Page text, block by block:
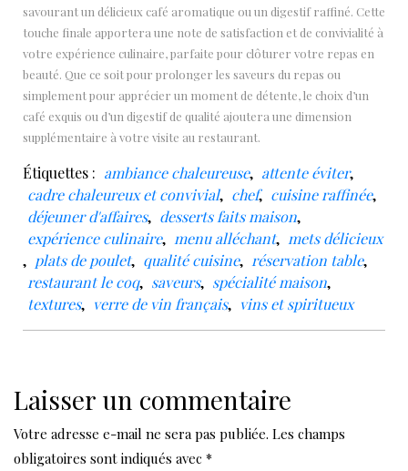
savourant un délicieux café aromatique ou un digestif raffiné. Cette
touche finale apportera une note de satisfaction et de convivialité à
votre expérience culinaire, parfaite pour clôturer votre repas en
beauté. Que ce soit pour prolonger les saveurs du repas ou
simplement pour apprécier un moment de détente, le choix d’un
café exquis ou d’un digestif de qualité ajoutera une dimension
supplémentaire à votre visite au restaurant.
Étiquettes : ambiance chaleureuse, attente éviter,
cadre chaleureux et convivial, chef, cuisine raffinée,
déjeuner d'affaires, desserts faits maison,
expérience culinaire, menu alléchant, mets délicieux
, plats de poulet, qualité cuisine, réservation table,
restaurant le coq, saveurs, spécialité maison,
textures, verre de vin français, vins et spiritueux
Laisser un commentaire
Votre adresse e-mail ne sera pas publiée. Les champs
obligatoires sont indiqués avec *